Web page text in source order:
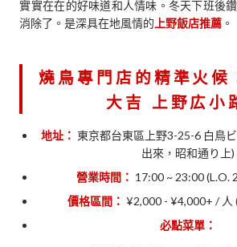
實實在在的好味道和人情味。冬天下班後
消除了。是深具在地風情的 上野飯店推薦 。
燒鳥專門店的精準火候
大吉 上野広小
地址： 東京都台東區上野3-25-6 白鳥
出來，昭和通り上)
營業時間： 17:00 ~ 23:00 (L.O.
價格區間： ¥2,000 - ¥4,000+ / 人
必點菜單：